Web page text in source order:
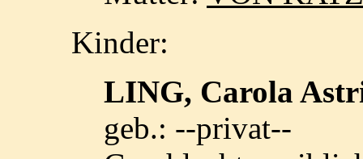
Kinder:
LING, Carola
geb.: --privat--